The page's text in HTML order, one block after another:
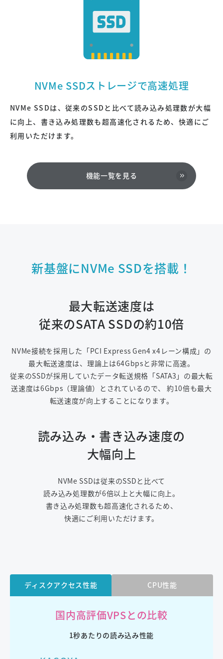
NVMe SSDストレージで高速処理
NVMe SSDは、従来のSSDと比べて読み込み処理数が大幅
に向上、書き込み処理数も超高速化されるため、快適にご
利用いただけます。
機能一覧を見る
新基盤にNVMe SSDを搭載！
最大転送速度は
従来のSATA SSDの約10倍
NVMe接続を採用した「PCI Express Gen4 x4レーン構成」の
最大転送速度は、理論上は64Gbpsと非常に高速。
従来のSSDが採用していたデータ転送規格「SATA3」の最大転
送速度は6Gbps（理論値）とされているので、 約10倍も最大
転送速度が向上することになります。
読み込み・書き込み速度の
大幅向上
NVMe SSDは従来のSSDと比べて
読み込み処理数が6倍以上と大幅に向上。
書き込み処理数も超高速化されるため、
快適にご利用いただけます。
ディスクアクセス性能 CPU性能
国内高評価VPSとの比較
1秒あたりの読み込み性能
ご契約前のお客様はこちら
導入に関するお問い合わせ